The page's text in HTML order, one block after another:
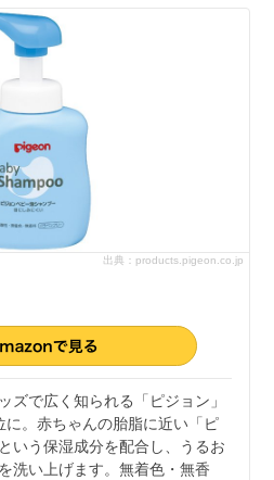
出典：products.pigeon.co.jp
ズで広く知られる「ピジョン」
。赤ちゃんの胎脂に近い「ピ
いう保湿成分を配合し、うるお
洗い上げます。無着色・無香